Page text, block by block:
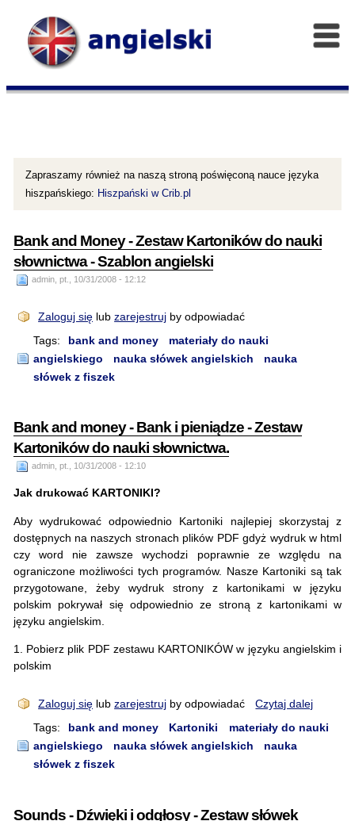
Zapraszamy również na naszą stroną poświęconą nauce języka
hiszpańskiego: Hiszpański w Crib.pl
Bank and Money - Zestaw Kartoników do nauki
słownictwa - Szablon angielski
admin, pt., 10/31/2008 - 12:12
Zaloguj się lubzarejestruj by odpowiadać
Tags:
bank and money
materiały do nauki
angielskiego
nauka słówek angielskich
nauka
słówek z fiszek
Bank and money - Bank i pieniądze - Zestaw
Kartoników do nauki słownictwa.
admin, pt., 10/31/2008 - 12:10
Jak drukować KARTONIKI?
Aby wydrukować odpowiednio Kartoniki najlepiej skorzystaj z
dostępnych na naszych stronach plików PDF gdyż wydruk w html
czy word nie zawsze wychodzi poprawnie ze względu na
ograniczone możliwości tych programów. Nasze Kartoniki są tak
przygotowane, żeby wydruk strony z kartonikami w języku
polskim pokrywał się odpowiednio ze stroną z kartonikami w
języku angielskim.
1. Pobierz plik PDF zestawu KARTONIKÓW w języku angielskim i
polskim
Zaloguj się lubzarejestruj by odpowiadać
Czytaj dalej
Tags:
bank and money Kartoniki
materiały do nauki
angielskiego
nauka słówek angielskich
nauka
słówek z fiszek
Sounds - Dźwięki i odgłosy - Zestaw słówek